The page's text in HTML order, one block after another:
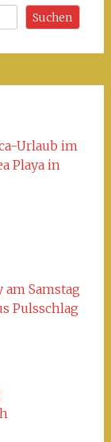
Suchen
Urlaub im
Playa in
am Samstag
Pulsschlag